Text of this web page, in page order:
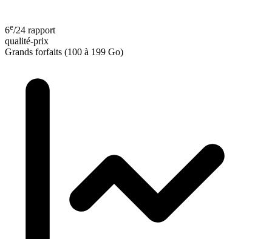
6e/24 rapport
qualité-prix
Grands forfaits (100 à 199 Go)